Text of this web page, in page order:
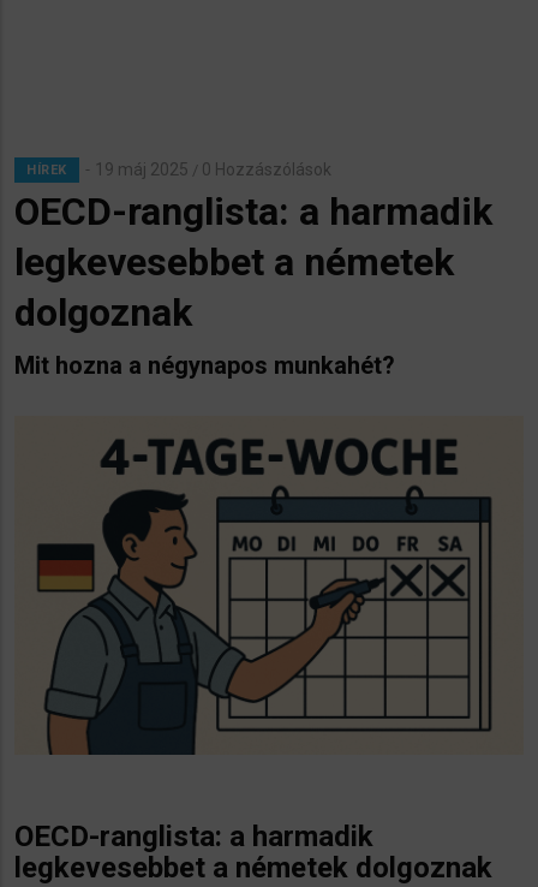
HÍREK 19 máj 2025 / 0 Hozzászólások
OECD-ranglista: a harmadik
legkevesebbet a németek
dolgoznak
Mit hozna a négynapos munkahét?
OECD-ranglista: a harmadik
legkevesebbet a németek dolgoznak